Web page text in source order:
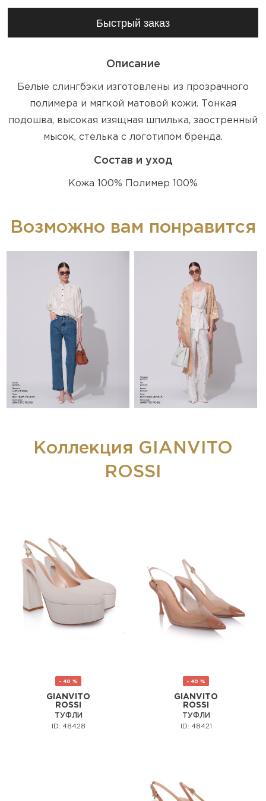
Быстрый заказ
Описание
Белые слингбэки изготовлены из прозрачного
полимера и мягкой матовой кожи. Тонкая
подошва, высокая изящная шпилька, заостренный
мысок, стелька с логотипом бренда.
Состав и уход
Кожа 100% Полимер 100%
Возможно вам понравится
Коллекция GIANVITO
ROSSI
- 40 %
GIANVITO
ROSSI
ТУФЛИ
ID: 48428
- 40 %
GIANVITO
ROSSI
ТУФЛИ
ID: 48421